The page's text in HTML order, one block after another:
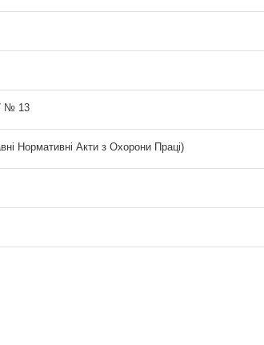
№ 13
Нормативні Акти з Охорони Праці)